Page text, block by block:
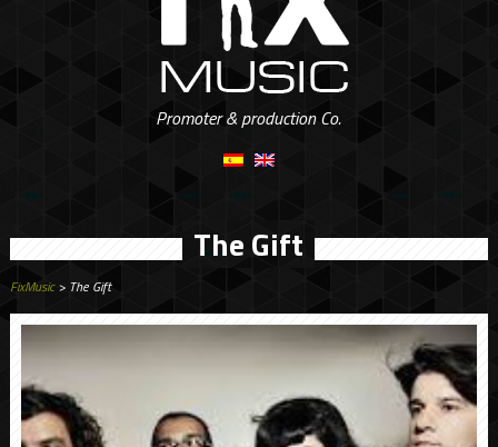
Promoter & production Co.
The Gift
FixMusic> The Gift